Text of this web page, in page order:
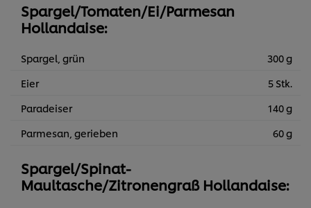
Spargel/Tomaten/Ei/Parmesan
Hollandaise:
Spargel, grün
300 g
Eier
5 Stk.
Paradeiser
140 g
Parmesan, gerieben
60 g
Spargel/Spinat-
Maultasche/Zitronengraß Hollandaise: